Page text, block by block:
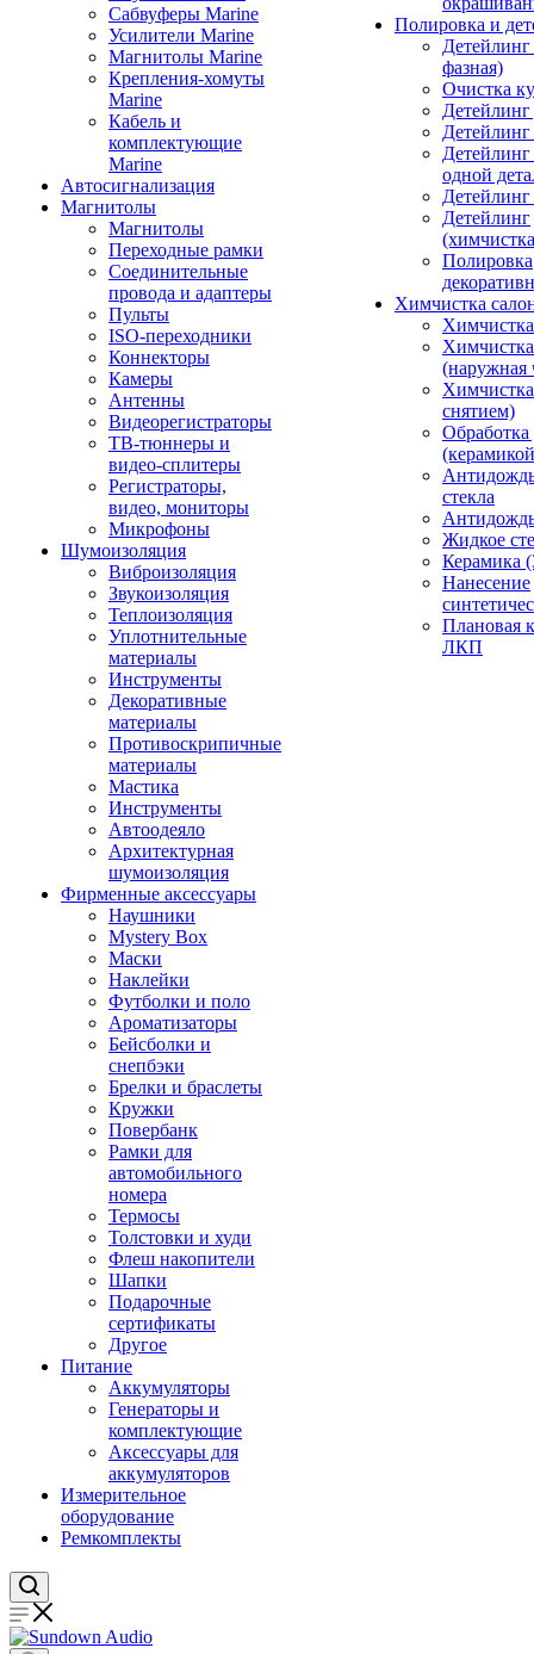
Сабвуферы Marine
Усилители Marine
Магнитолы Marine
Крепления-хомуты
Marine
Кабель и
комплектующие
Marine
Автосигнализация
Магнитолы
Магнитолы
Переходные рамки
Соединительные
провода и адаптеры
Пульты
ISO-переходники
Коннекторы
Камеры
Антенны
Видеорегистраторы
ТВ-тюннеры и
видео-сплитеры
Регистраторы,
видео, мониторы
Микрофоны
Шумоизоляция
Виброизоляция
Звукоизоляция
Теплоизоляция
Уплотнительные
материалы
Инструменты
Декоративные
материалы
Противоскрипичные
материалы
Мастика
Инструменты
Автоодеяло
Архитектурная
шумоизоляция
Фирменные аксессуары
Наушники
Mystery Box
Маски
Наклейки
Футболки и поло
Ароматизаторы
Бейсболки и
снепбэки
Брелки и браслеты
Кружки
Повербанк
Рамки для
автомобильного
номера
Термосы
Толстовки и худи
Флеш накопители
Шапки
Подарочные
сертификаты
Другое
Питание
Аккумуляторы
Генераторы и
комплектующие
Аксессуары для
аккумуляторов
Измерительное
оборудование
Ремкомплекты
Полировка и
фазная)
Очистка
Детейлинг
одной
Детейлинг
Полировка
Химчистка
(наружная
снятием)
Обработка
стекла
Жидкое
Керамика
Нанесение
Плановая
ЛКП